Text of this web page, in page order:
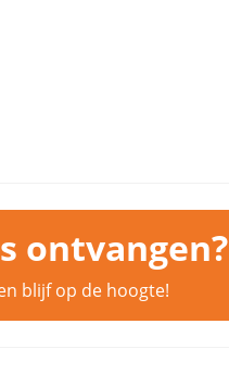
ontvangen?
blijf op de hoogte!